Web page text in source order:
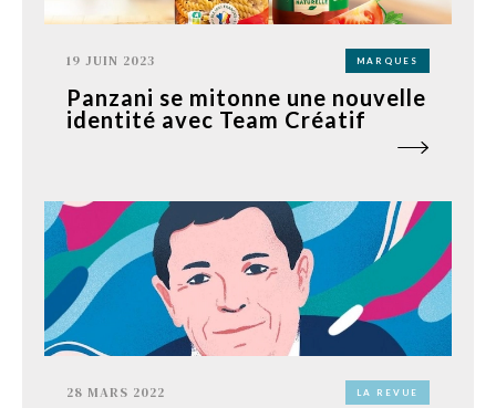
19 JUIN 2023 MARQUES
Panzani se mitonne une nouvelle
identité avec Team Créatif
28 MARS 2022 LA REVUE